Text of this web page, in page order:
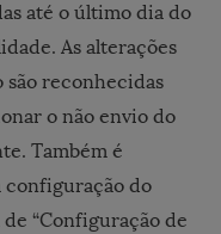
até o último dia do
As alterações
são reconhecidas
o não envio do
Também é
configuração do
“Configuração de